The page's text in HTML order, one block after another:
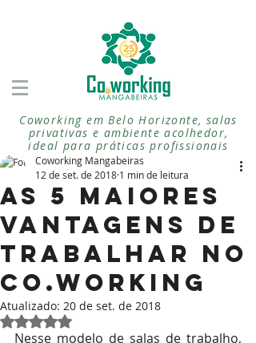
Coworking em Belo Horizonte, salas
privativas e ambiente acolhedor,
ideal para práticas profissionais
imersivas.
As 5 maiores
vantagens de
trabalhar no
Co.Working
Coworking Mangabeiras
12 de set. de 2018 1 min de leitura
Atualizado: 20 de set. de 2018
Avaliado com NaN de 5 estrelas.
Nesse modelo de salas de trabalho,